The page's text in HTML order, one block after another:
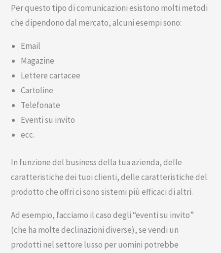
Per questo tipo di comunicazioni esistono molti metodi
che dipendono dal mercato, alcuni esempi sono:
Email
Magazine
Lettere cartacee
Cartoline
Telefonate
Eventi su invito
ecc.
In funzione del business della tua azienda, delle
caratteristiche dei tuoi clienti, delle caratteristiche del
prodotto che offri ci sono sistemi più efficaci di altri.
Ad esempio, facciamo il caso degli “eventi su invito”
(che ha molte declinazioni diverse), se vendi un
prodotti nel settore lusso per uomini potrebbe